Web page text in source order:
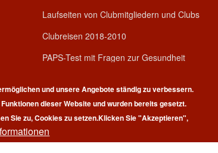
Laufseiten von Clubmitgliedern und Clubs
Clubreisen 2018-2010
PAPS-Test mit Fragen zur Gesundheit
© 2026 | 100 Marathon Club Deutschland e.V. | All
und unsere Angebote ständig zu verbessern.
dieser Website und wurden bereits gesetzt.
Sie zu, Cookies zu setzen.Klicken Sie "Akzeptieren",